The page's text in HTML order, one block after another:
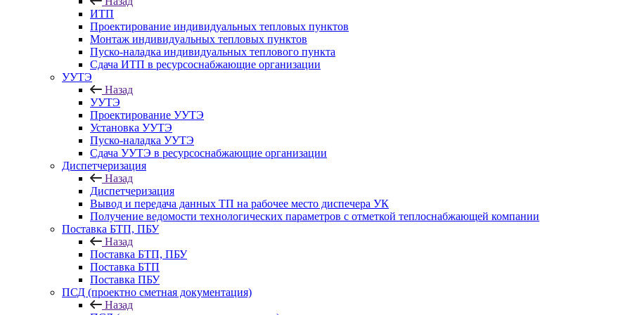
ИТП
Проектирование индивидуальных тепловых пунктов
Монтаж индивидуальных тепловых пунктов
Пуско-наладка индивидуальных теплового пункта
Сдача ИТП в ресурсоснабжающие организации
УУТЭ
Назад
УУТЭ
Проектирование УУТЭ
Установка УУТЭ
Пуско-наладка УУТЭ
Сдача УУТЭ в ресурсоснабжающие организации
Диспетчеризация
Назад
Диспетчеризация
Вывод и передача данных ТП на рабочее место диспечера УК
Получение ведомости технологических параметров с отметкой теплоснабжающей компании
Поставка БТП, ПБУ
Назад
Поставка БТП, ПБУ
Поставка БТП
Поставка ПБУ
ПСД (проектно сметная документация)
Назад